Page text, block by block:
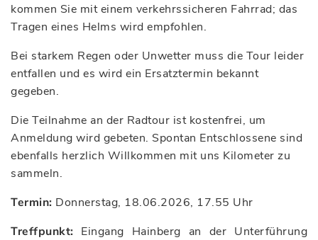
kommen Sie mit einem verkehrssicheren Fahrrad; das
Tragen eines Helms wird empfohlen.
Bei starkem Regen oder Unwetter muss die Tour leider
entfallen und es wird ein Ersatztermin bekannt
gegeben.
Die Teilnahme an der Radtour ist kostenfrei, um
Anmeldung wird gebeten. Spontan Entschlossene sind
ebenfalls herzlich Willkommen mit uns Kilometer zu
sammeln.
Termin: Donnerstag, 18.06.2026, 17.55 Uhr
Treffpunkt: Eingang Hainberg an der Unterführung